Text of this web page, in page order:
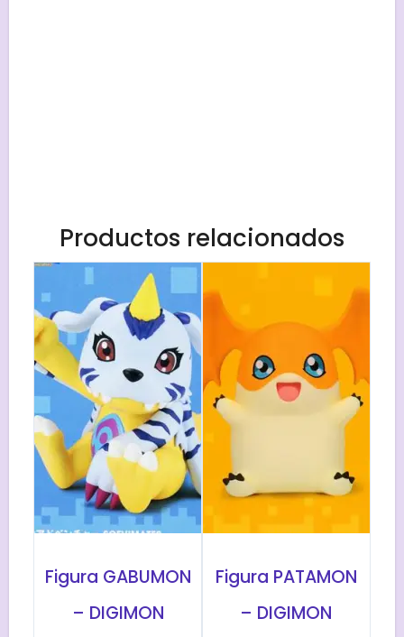
Productos relacionados
Figura GABUMON
– DIGIMON
Figura PATAMON
– DIGIMON